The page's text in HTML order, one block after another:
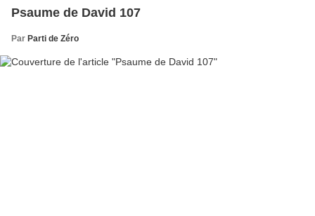
Psaume de David 107
Par Parti de Zéro